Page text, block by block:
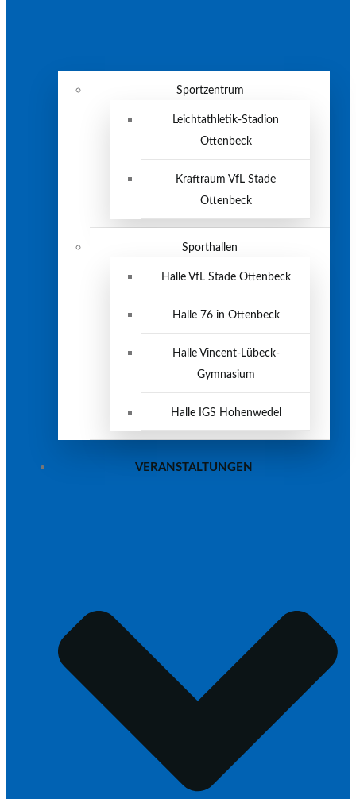
Sportzentrum
Leichtathletik-Stadion
Ottenbeck
Kraftraum VfL Stade
Ottenbeck
Sporthallen
Halle VfL Stade Ottenbeck
Halle 76 in Ottenbeck
Halle Vincent-Lübeck-
Gymnasium
Halle IGS Hohenwedel
VERANSTALTUNGEN